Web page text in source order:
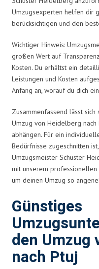
Umzugsexperten helfen dir
berücksichtigen und den
Wichtiger Hinweis:
großen Wert auf
Kosten. Du erhältst ein
Leistungen und Kosten
Anfang an, worauf du dich
Zusammenfassend lässt
Umzug von Heidelberg nach
abhängen. Für ein
Bedürfnisse zugeschnitten
Umzugsmeister Schuster
mit unserem professionellen
um deinen Umzug so
Günstiges
den Umzug
nach Ptuj